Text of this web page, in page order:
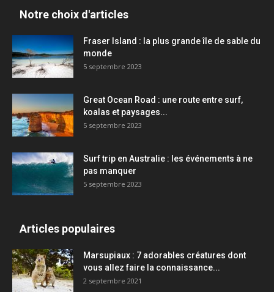
Notre choix d'articles
Fraser Island : la plus grande île de sable du
monde
5 septembre 2023
Great Ocean Road : une route entre surf,
koalas et paysages...
5 septembre 2023
Surf trip en Australie : les événements à ne
pas manquer
5 septembre 2023
Articles populaires
Marsupiaux : 7 adorables créatures dont
vous allez faire la connaissance...
2 septembre 2021